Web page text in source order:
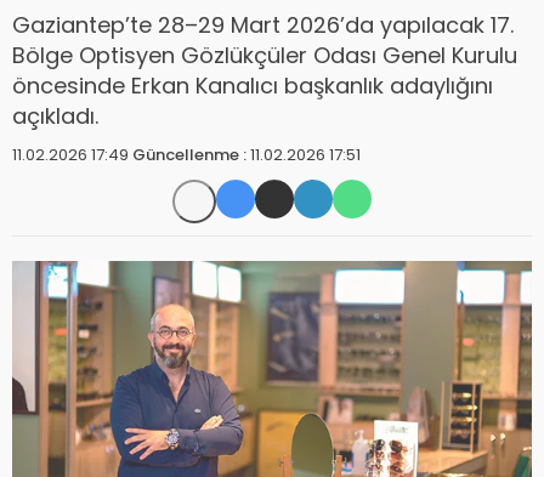
Gaziantep’te 28–29 Mart 2026’da yapılacak 17.
Bölge Optisyen Gözlükçüler Odası Genel Kurulu
öncesinde Erkan Kanalıcı başkanlık adaylığını
açıkladı.
11.02.2026 17:49 Güncellenme :11.02.2026 17:51